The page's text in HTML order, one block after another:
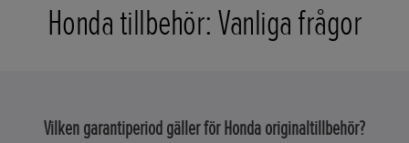
Honda tillbehör: Vanliga frågor
Vilken garantiperiod gäller för Honda originaltillbehör?